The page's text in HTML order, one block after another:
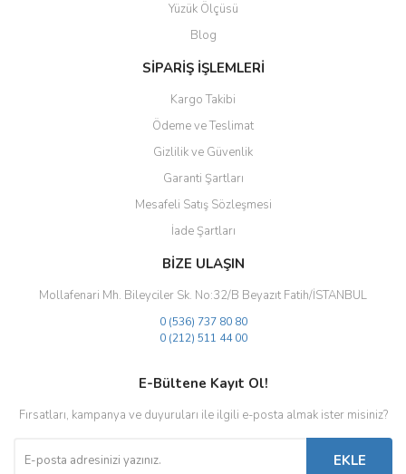
Ürün fiyatı diğer sitelerden daha pahalı.
Bu ürüne benzer farklı alternatifler olmalı.
Gönder
Yüzük Ölçüsü
Blog
SİPARİŞ İŞLEMLERİ
Kargo Takibi
Ödeme ve Teslimat
Gizlilik ve Güvenlik
Garanti Şartları
Mesafeli Satış Sözleşmesi
İade Şartları
BİZE ULAŞIN
Mollafenari Mh. Bileyciler Sk. No:32/B Beyazıt Fatih/İSTANBUL
0 (536) 737 80 80
0 (212) 511 44 00
E-Bültene Kayıt Ol!
Fırsatları, kampanya ve duyuruları ile ilgili e-posta almak ister misiniz?
EKLE